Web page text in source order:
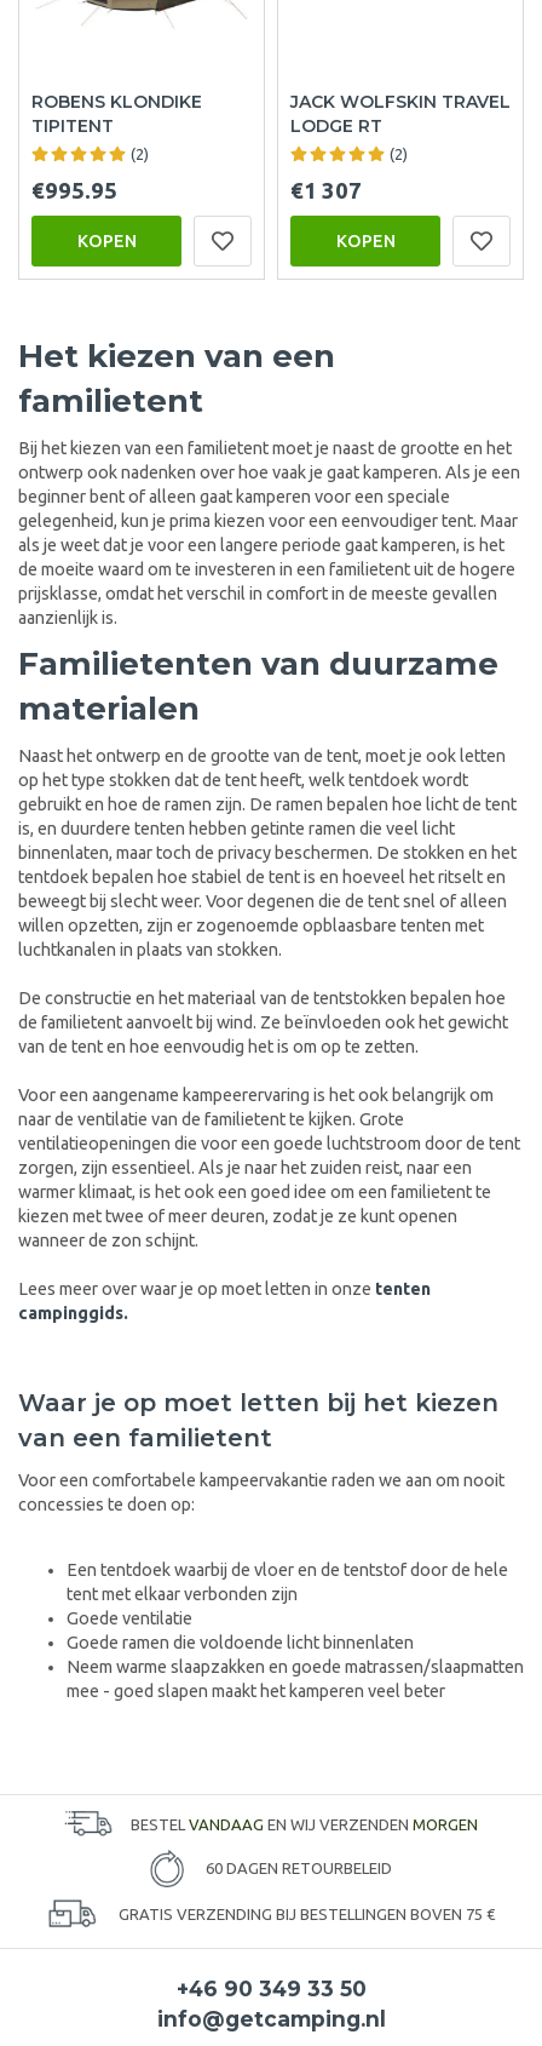
ROBENS KLONDIKE
TIPITENT
(2)
€995.95
KOPEN
JACK WOLFSKIN TRAVEL
LODGE RT
(2)
€1 307
KOPEN
Het kiezen van een
familietent
Bij het kiezen van een familietent moet je naast de grootte en het
ontwerp ook nadenken over hoe vaak je gaat kamperen. Als je een
beginner bent of alleen gaat kamperen voor een speciale
gelegenheid, kun je prima kiezen voor een eenvoudiger tent. Maar
als je weet dat je voor een langere periode gaat kamperen, is het
de moeite waard om te investeren in een familietent uit de hogere
prijsklasse, omdat het verschil in comfort in de meeste gevallen
aanzienlijk is.
Familietenten van duurzame
materialen
Naast het ontwerp en de grootte van de tent, moet je ook letten
op het type stokken dat de tent heeft, welk tentdoek wordt
gebruikt en hoe de ramen zijn. De ramen bepalen hoe licht de tent
is, en duurdere tenten hebben getinte ramen die veel licht
binnenlaten, maar toch de privacy beschermen. De stokken en het
tentdoek bepalen hoe stabiel de tent is en hoeveel het ritselt en
beweegt bij slecht weer. Voor degenen die de tent snel of alleen
willen opzetten, zijn er zogenoemde opblaasbare tenten met
luchtkanalen in plaats van stokken.
De constructie en het materiaal van de tentstokken bepalen hoe
de familietent aanvoelt bij wind. Ze beïnvloeden ook het gewicht
van de tent en hoe eenvoudig het is om op te zetten.
Voor een aangename kampeerervaring is het ook belangrijk om
naar de ventilatie van de familietent te kijken. Grote
ventilatieopeningen die voor een goede luchtstroom door de tent
zorgen, zijn essentieel. Als je naar het zuiden reist, naar een
warmer klimaat, is het ook een goed idee om een familietent te
kiezen met twee of meer deuren, zodat je ze kunt openen
wanneer de zon schijnt.
Lees meer over waar je op moet letten in onze tenten
campinggids.
Waar je op moet letten bij het kiezen
van een familietent
Voor een comfortabele kampeervakantie raden we aan om nooit
concessies te doen op:
Een tentdoek waarbij de vloer en de tentstof door de hele
tent met elkaar verbonden zijn
Goede ventilatie
Goede ramen die voldoende licht binnenlaten
Neem warme slaapzakken en goede matrassen/slaapmatten
mee - goed slapen maakt het kamperen veel beter
BESTEL VANDAAG EN WIJ VERZENDEN MORGEN
60 DAGEN RETOURBELEID
GRATIS VERZENDING BIJ BESTELLINGEN BOVEN 75 €
+46 90 349 33 50
info@getcamping.nl